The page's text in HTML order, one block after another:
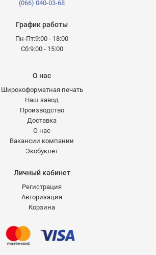
(066) 040-03-68
График работы
Пн-Пт:9:00 - 18:00
Сб:9:00 - 15:00
О нас
Широкоформатная печать
Наш завод
Производство
Доставка
О нас
Вакансии компании
Экобуклет
Личный кабинет
Регистрация
Авторизация
Корзина